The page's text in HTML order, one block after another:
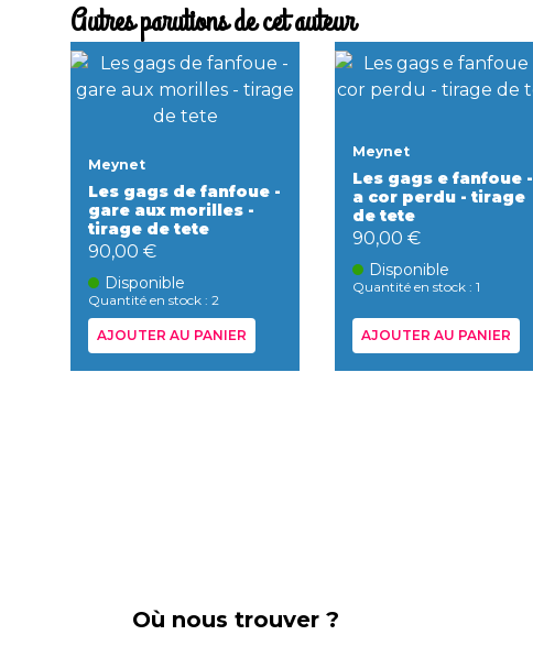
Autres parutions de cet auteur
Meynet
Les gags de fanfoue -
gare aux morilles -
tirage de tete
90,00 €
Disponible
Quantité en stock : 2
AJOUTER AU PANIER
Meynet
Les gags e fanfoue -
a cor perdu - tirage
de tete
90,00 €
Disponible
Quantité en stock : 1
AJOUTER AU PANIER
Où nous trouver ?